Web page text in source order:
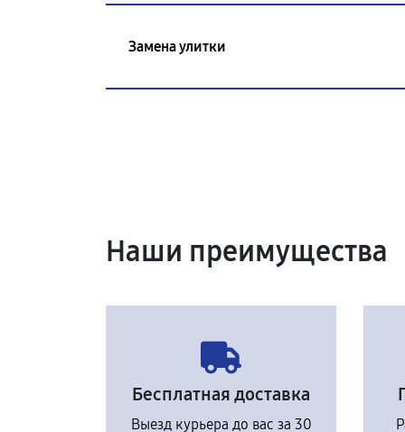
Замена улитки
Наши преимущества
Бесплатная доставка
Выезд курьера до вас за 30